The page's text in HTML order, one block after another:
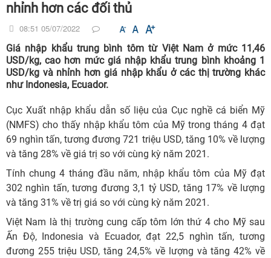
nhỉnh hơn các đối thủ
08:51 05/07/2022
Giá nhập khẩu trung bình tôm từ Việt Nam ở mức 11,46
USD/kg, cao hơn mức giá nhập khẩu trung bình khoảng 1
USD/kg và nhỉnh hơn giá nhập khẩu ở các thị trường khác
như Indonesia, Ecuador.
Cục Xuất nhập khẩu dẫn số liệu của Cục nghề cá biển Mỹ
(NMFS) cho thấy nhập khẩu tôm của Mỹ trong tháng 4 đạt
69 nghìn tấn, tương đương 721 triệu USD, tăng 10% về lượng
và tăng 28% về giá trị so với cùng kỳ năm 2021.
Tính chung 4 tháng đầu năm, nhập khẩu tôm của Mỹ đạt
302 nghìn tấn, tương đương 3,1 tỷ USD, tăng 17% về lượng
và tăng 31% về trị giá so với cùng kỳ năm 2021.
Việt Nam là thị trường cung cấp tôm lớn thứ 4 cho Mỹ sau
Ấn Độ, Indonesia và Ecuador, đạt 22,5 nghìn tấn, tương
đương 255 triệu USD, tăng 24,5% về lượng và tăng 42% về